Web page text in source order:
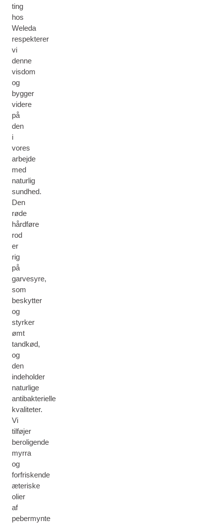
ting
hos
Weleda
respekterer
vi
denne
visdom
og
bygger
videre
på
den
i
vores
arbejde
med
naturlig
sundhed.
Den
røde
hårdføre
rod
er
rig
på
garvesyre,
som
beskytter
og
styrker
ømt
tandkød,
og
den
indeholder
naturlige
antibakterielle
kvaliteter.
Vi
tilføjer
beroligende
myrra
og
forfriskende
æteriske
olier
af
pebermynte